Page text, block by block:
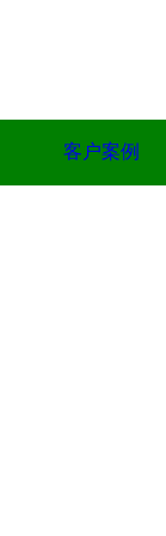
客户案例